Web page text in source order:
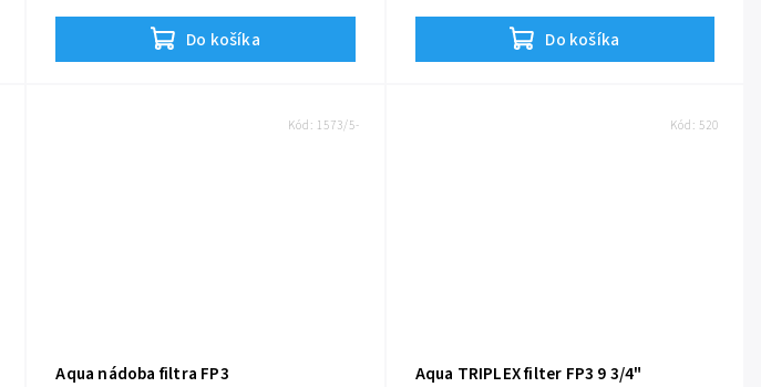
Do košíka Do košíka
Aqua nádoba filtra FP3
Kód: 1573/5-
Aqua TRIPLEX filter FP3 9 3/4"
Kód: 520